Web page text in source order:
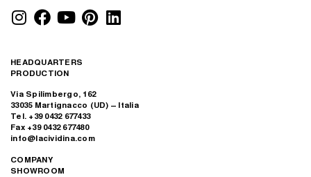
HEADQUARTERS
PRODUCTION
Via Spilimbergo, 162
33035 Martignacco (UD) – Italia
Tel. +39 0432 677433
Fax +39 0432 677480
info@lacividina.com
COMPANY
SHOWROOM